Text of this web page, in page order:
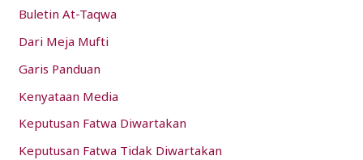
:Buletin At-Taqwa
Dari Meja Mufti
Garis Panduan
Kenyataan Media
Keputusan Fatwa Diwartakan
Keputusan Fatwa Tidak Diwartakan